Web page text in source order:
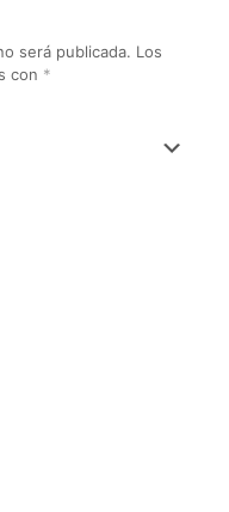
será publicada. Los
con *